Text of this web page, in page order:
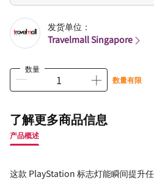
发货单位：
Travelmall Singapore
数量
数量有限
了解更多商品信息
产品概述
这款 PlayStation 标志灯能瞬间提升任